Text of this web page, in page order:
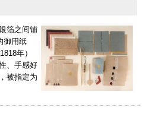
箔之间铺
御用纸
年）
、手感好
被指定为